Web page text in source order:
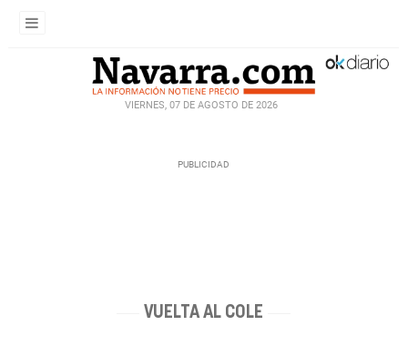
VIERNES, 07 DE AGOSTO DE 2026
VUELTA AL COLE